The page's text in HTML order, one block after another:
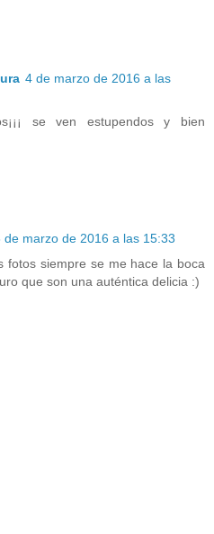
4 de marzo de 2016 a las
se ven estupendos y bien
de marzo de 2016 a las 15:33
fotos siempre se me hace la boca
que son una auténtica delicia :)